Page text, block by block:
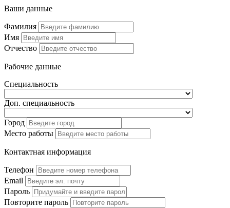
Ваши данные
Фамилия
Имя
Отчество
Рабочие данные
Специальность
Доп. специальность
Город
Место работы
Контактная информация
Телефон
Email
Пароль
Повторите пароль